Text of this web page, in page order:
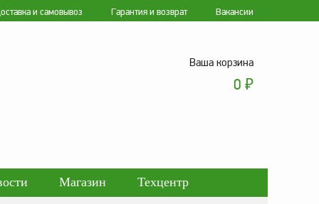
и самовывоз Гарантия и возврат Вакансии
Ваша корзина
0 ₽
Магазин Техцентр